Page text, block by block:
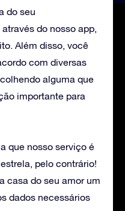
do seu
do nosso app,
Além disso, você
com diversas
alguma que
importante para
que nosso serviço é
pelo contrário!
casa do seu amor um
dados necessários